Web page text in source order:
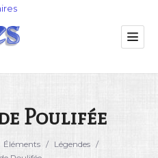
Poulifée
Éléments / Légendes /